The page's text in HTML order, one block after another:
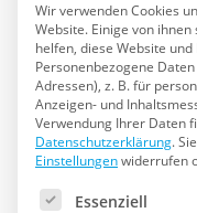
Wir verwenden Cookies
Website. Einige von
helfen, diese Website
Personenbezogene
Adressen), z. B. für
Anzeigen- und
Verwendung Ihrer Daten
Datenschutzerklärung.
Einstellungenwiderrufen
Es folgt eine Liste
Essenziell